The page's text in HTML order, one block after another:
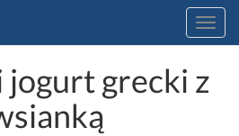
jogurt grecki z